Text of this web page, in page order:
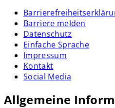
Barriere melden
Datenschutz
Einfache Sprache
Impressum
Kontakt
Social Media
Allgemeine